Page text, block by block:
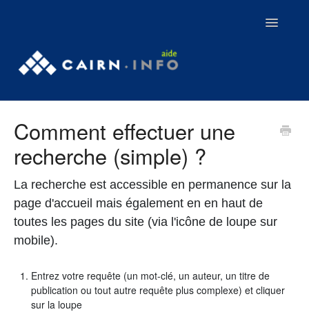
Toggle
Contact
Tutoriels
Webinaires
Aller sur Cairn.info
Comment effectuer une
recherche (simple) ?
La recherche est accessible en permanence sur la
page d'accueil mais également en en haut de
toutes les pages du site (via l'icône de loupe sur
mobile).
Entrez votre requête (un mot-clé, un auteur, un titre de
publication ou tout autre requête plus complexe) et cliquer
sur la loupe